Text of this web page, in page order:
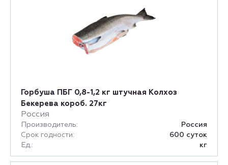
Горбуша ПБГ 0,8-1,2 кг штучная Колхоз
Бекерева короб. 27кг
Россия
Производитель:
Россия
Срок годности:
600 суток
Ед.:
кг